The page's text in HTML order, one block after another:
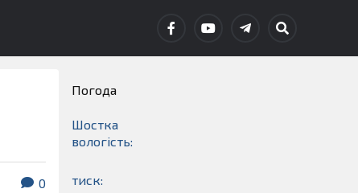
0
Погода
Шостка
вологість:
тиск: